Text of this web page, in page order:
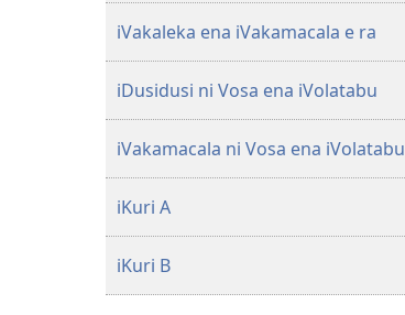
iVakaleka ena iVakamacala e ra
iDusidusi ni Vosa ena iVolatabu
iVakamacala ni Vosa ena iVolatabu
iKuri A
iKuri B